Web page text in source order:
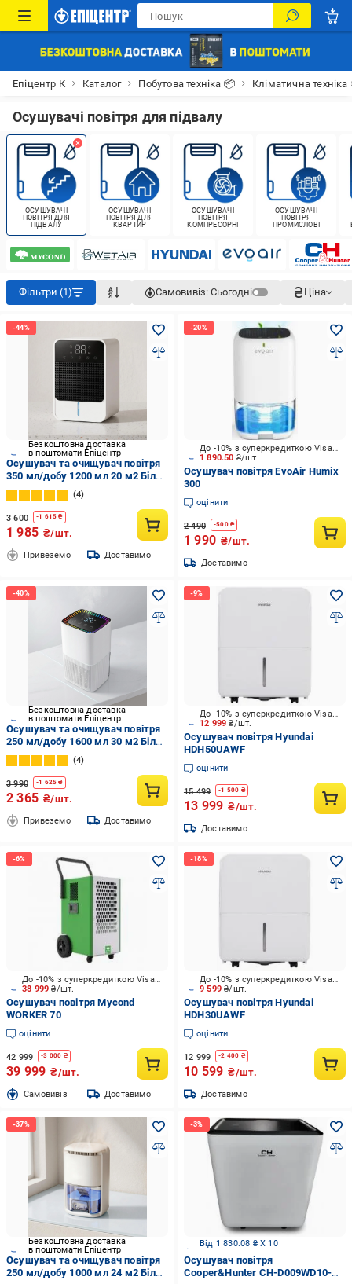
Епіцентр К Каталог Побутова техніка 📦 Кліматична
Осушувачі повітря для підвалу
ОСУШУВАЧІ
ПОВІТРЯ ДЛЯ
ПІДВАЛУ
ОСУШУВАЧІ
ПОВІТРЯ ДЛЯ
КВАРТИР
ОСУШУВАЧІ
ПОВІТРЯ
КОМПРЕСОРНІ
ОСУШУВАЧІ
ПОВІТРЯ
ПРОМИСЛОВІ
Фільтри (1) Самовивіз: Сьогодні Ціна
Безкоштовна доставка
в поштомати Епіцентр
Осушувач та очищувач повітря
350 мл/добу 1200 мл 20 м2 Білий
(0285-0001)
4
3 600 -1 615 ₴
1 985 ₴/шт.
Привеземо Доставимо
1 890.50 ₴/шт.
До -10% з суперкредиткою Visa Вигода
Осушувач повітря EvoAir Humix
300
оцінити
2 490 -500₴
1 990 ₴/шт.
Доставимо
Безкоштовна доставка
в поштомати Епіцентр
Осушувач та очищувач повітря
250 мл/добу 1600 мл 30 м2 Білий
(0276-0001)
4
3 990 -1 625 ₴
2 365 ₴/шт.
Привеземо Доставимо
12 999₴/шт.
До -10% з суперкредиткою Visa Вигода
Осушувач повітря Hyundai
HDH50UAWF
оцінити
15 499 -1 500 ₴
13 999 ₴/шт.
Доставимо
38 999₴/шт.
До -10% з суперкредиткою Visa Вигода
Осушувач повітря Mycond
WORKER 70
оцінити
42 999 -3 000 ₴
39 999 ₴/шт.
Cамовивіз Доставимо
9 599₴/шт.
До -10% з суперкредиткою Visa Вигода
Осушувач повітря Hyundai
HDH30UAWF
оцінити
12 999 -2 400 ₴
10 599 ₴/шт.
Доставимо
Безкоштовна доставка
в поштомати Епіцентр
Осушувач та очищувач повітря
250 мл/добу 1000 мл 24 м2 Білий
Від 1 830.08 ₴ X 10
Осушувач повітря
Cooper&Hunter CH-D009WD10-